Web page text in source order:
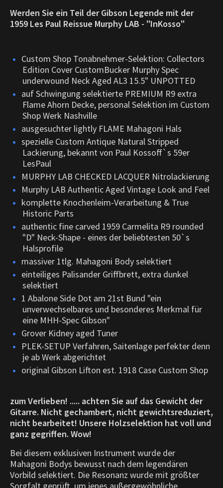
Werden Sie ein Teil der Gibson Legende mit der
1959 Les Paul Reissue Murphy LAB - "InKosso"
Custom Shop Tonabnehmer-Selektion: Collectors
Edition Cover CustomBucker Murphy Spec
underwound Neck Aged AL3 15.5" UNPOTTED
auf Schwingung selektierte PREMIUM R9 extra
Flame Ahorn Decke, personal Selektion im Custom
Shop Werk Nashville
ausgesuchter lightly FLAME Mahagoni Hals
spezielle Custom Antique Natural Stripped
Lackierung, bekannt von Paul Kossoff`s 59er
LesPaul
MURPHY LAB CHECKED LACQUER Nitrolackierung
Murphy LAB Authentic Aged Vintage Look and Feel
komplette Knochenleim-Verarbeitung & True
Historic Parts
authentic fine carved 1959 Carmelita R9 rounded
"D" Neck-Shape - eines der beliebtesten 50`s
Halsprofile
massiver 1tlg. Mahagoni Body selektiert
einteiliges Palisander Griffbrett, extra dunkel
selektiert
1 Abalone Side Dot am 21st Bund "ein
unverwechselbares und besonderes Merkmal für
eine MHH-Spec Gibson"
Grover Kidney aged Tuner
PLEK-SETUP Verfahren, Saitenlage perfekter denn
je ab Werk abgerichtet
original Gibson Lifton est. 1918 Case Custom Shop
zum Verlieben! ..... achten Sie auf das Gewicht der
Gitarre. Nicht gechambert, nicht gewichtsreduziert,
nicht bearbeitet! Unsere Holzselektion hat voll und
ganz gegriffen. Wow!
Bei diesem exklusiven Instrument wurde der
Mahagoni Bodys bewusst nach dem legendären
Vorbild selektiert. Die Resonanz wurde mit größter